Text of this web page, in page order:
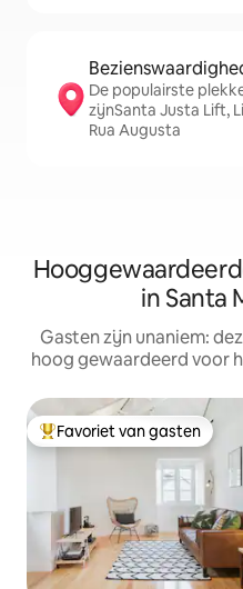
De populairste
zijnSanta Justa Lift,
Rua Augusta
in Santa
Gasten zijn unaniem:
hoog gewaardeerd voor
Topfavoriet van gasten
Favoriet van gasten